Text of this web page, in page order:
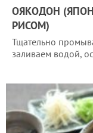
ОЯКОДОН
РИСОМ)
Тщательно
заливаем водой,